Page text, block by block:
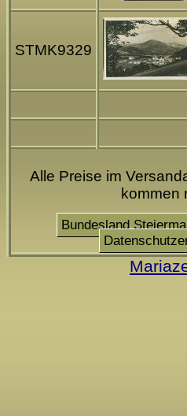
STMK9329
Alle Preise im
kommen
Bundesland